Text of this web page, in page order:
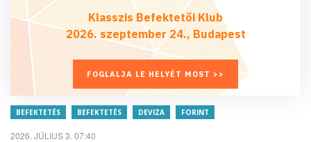
Klasszis Befektetői Klub
2026. szeptember 24., Budapest
FOGLALJA LE HELYÉT MOST >>
BEFEKTETÉS BEFEKTETÉS DEVIZA FORINT
2026. JÚLIUS 3. 07:40